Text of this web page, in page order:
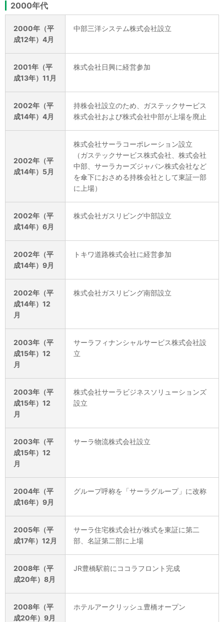
2000年代
2000年（平
成12年）4月
中部三洋システム株式会社設立
2001年（平
成13年）11月
株式会社日興に経営参加
2002年（平
成14年）4月
持株会社設立のため、ガステックサービス
株式会社および株式会社中部が上場を廃止
2002年（平
成14年）5月
株式会社サーラコーポレーション設立
（ガステックサービス株式会社、株式会社
中部、サーラカーズジャパン株式会社など
を傘下におさめる持株会社として東証一部
に上場）
2002年（平
成14年）6月
株式会社ガスリビング中部設立
2002年（平
成14年）9月
トキワ道路株式会社に経営参加
2002年（平
成14年）12
月
株式会社ガスリビング南部設立
2003年（平
成15年）12
月
サーラフィナンシャルサービス株式会社設
立
2003年（平
成15年）12
月
株式会社サーラビジネスソリューションズ
設立
2003年（平
成15年）12
月
サーラ物流株式会社設立
2004年（平
成16年）9月
グループ呼称を「サーラグループ」に改称
2005年（平
成17年）12月
サーラ住宅株式会社が株式を東証に第二
部、名証第二部に上場
2008年（平
成20年）8月
JR豊橋駅前にココラフロント完成
2008年（平
成20年）9月
ホテルアークリッシュ豊橋オープン